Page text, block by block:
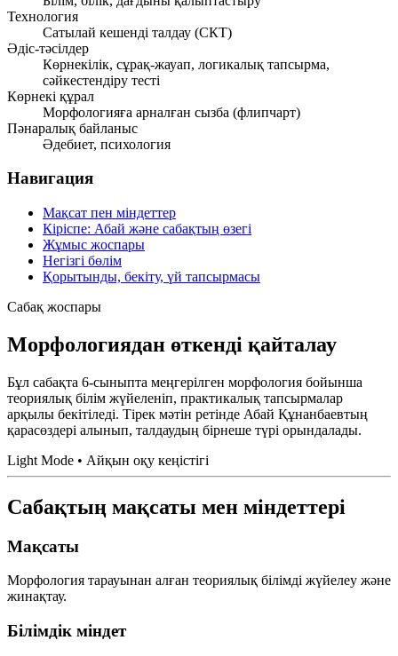
Технология
Сатылай кешенді талдау (СКТ)
Әдіс-тәсілдер
Көрнекілік, сұрақ-жауап, логикалық тапсырма,
сәйкестендіру тесті
Көрнекі құрал
Морфологияға арналған сызба (флипчарт)
Пәнаралық байланыс
Әдебиет, психология
Навигация
Мақсат пен міндеттер
Кіріспе: Абай және сабақтың өзегі
Жұмыс жоспары
Негізгі бөлім
Қорытынды, бекіту, үй тапсырмасы
Сабақ жоспары
Морфологиядан өткенді қайталау
Бұл сабақта 6-сыныпта меңгерілген морфология бойынша
теориялық білім жүйеленіп, практикалық тапсырмалар
арқылы бекітіледі. Тірек мәтін ретінде Абай Құнанбаевтың
қарасөздері алынып, талдаудың бірнеше түрі орындалады.
Light Mode • Айқын оқу кеңістігі
Сабақтың мақсаты мен міндеттері
Мақсаты
Морфология тарауынан алған теориялық білімді жүйелеу және
жинақтау.
Білімдік міндет